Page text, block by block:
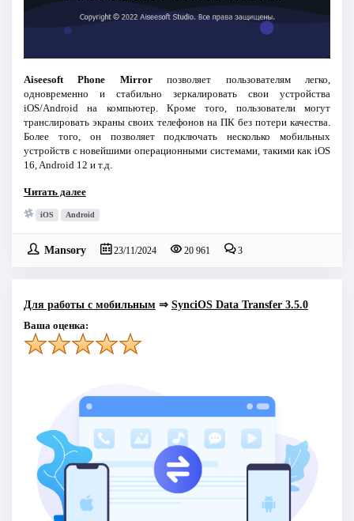
Aiseesoft Phone Mirrorпозволяет пользователям легко,
одновременно и стабильно зеркалировать свои устройства
iOS/Android на компьютер. Кроме того, пользователи могут
транслировать экраны своих телефонов на ПК без потери качества.
Более того, он позволяет подключать несколько мобильных
устройств с новейшими операционными системами, такими как iOS
16, Android 12 и т.д.
Читать далее
iOS Android
Mansory 23/11/2024 20 961 3
Для работы с мобильным ⇒ SynciOS Data Transfer 3.5.0
Ваша оценка: